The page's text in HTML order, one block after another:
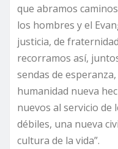
que abramos
los hombres y el
justicia, de
recorramos así,
sendas de
humanidad nueva
nuevos al servicio de
débiles, una nueva
cultura de la vida”.